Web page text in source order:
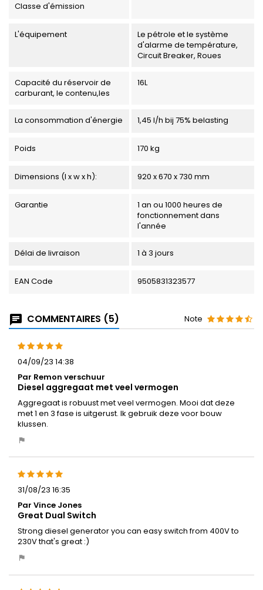
Classe d'émission
L'équipement
Le pétrole et le système
d'alarme de température,
Circuit Breaker, Roues
Capacité du réservoir de
carburant, le contenu,les
16L
La consommation d'énergie 1,45 l/h bij 75% belasting
Poids 170 kg
Dimensions (l x w x h): 920 x 670 x 730 mm
Garantie
1 an ou 1000 heures de
fonctionnement dans
l'année
Délai de livraison 1 à 3 jours
EAN Code 9505831323577
COMMENTAIRES (5) Note
04/09/23 14:38
Par Remon verschuur
Diesel aggregaat met veel vermogen
Aggregaat is robuust met veel vermogen. Mooi dat deze
met 1 en 3 fase is uitgerust. Ik gebruik deze voor bouw
klussen.
31/08/23 16:35
Par Vince Jones
Great Dual Switch
Strong diesel generator you can easy switch from 400V to
230V that's great :)